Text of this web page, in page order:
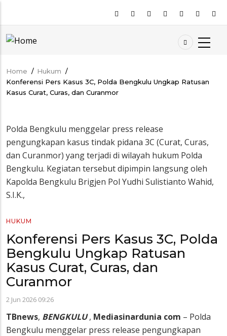
main
content
Breadcrumb
Home / Hukum /
Konferensi Pers Kasus 3C, Polda Bengkulu Ungkap Ratusan
Kasus Curat, Curas, dan Curanmor
Polda Bengkulu menggelar press release
pengungkapan kasus tindak pidana 3C (Curat, Curas,
dan Curanmor) yang terjadi di wilayah hukum Polda
Bengkulu. Kegiatan tersebut dipimpin langsung oleh
Kapolda Bengkulu Brigjen Pol Yudhi Sulistianto Wahid,
S.I.K.,
HUKUM
Konferensi Pers Kasus 3C, Polda
Bengkulu Ungkap Ratusan
Kasus Curat, Curas, dan
Curanmor
2 Jun 2026 09:26
TBnews, BENGKULU, Mediasinardunia com – Polda
Bengkulu menggelar press release pengungkapan